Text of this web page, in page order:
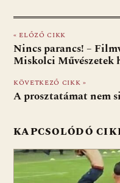
e
b
o
o
k
er at
s
A
p
p
d
t
« ELŐZŐ CIKK
Nincs parancs! –
Miskolci Művészetek
KÖVETKEZŐ CIKK »
A prosztatámat nem
KAPCSOLÓDÓ